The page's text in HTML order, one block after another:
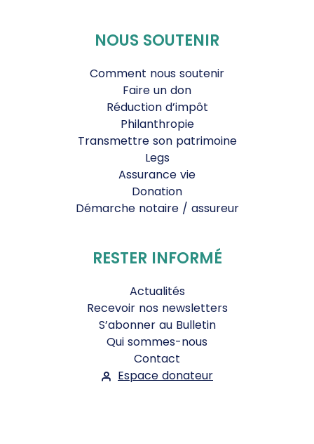
NOUS SOUTENIR
Comment nous soutenir
Faire un don
Réduction d’impôt
Philanthropie
Transmettre son patrimoine
Legs
Assurance vie
Donation
Démarche notaire / assureur
RESTER INFORMÉ
Actualités
Recevoir nos newsletters
S’abonner au Bulletin
Qui sommes-nous
Contact
Espace donateur